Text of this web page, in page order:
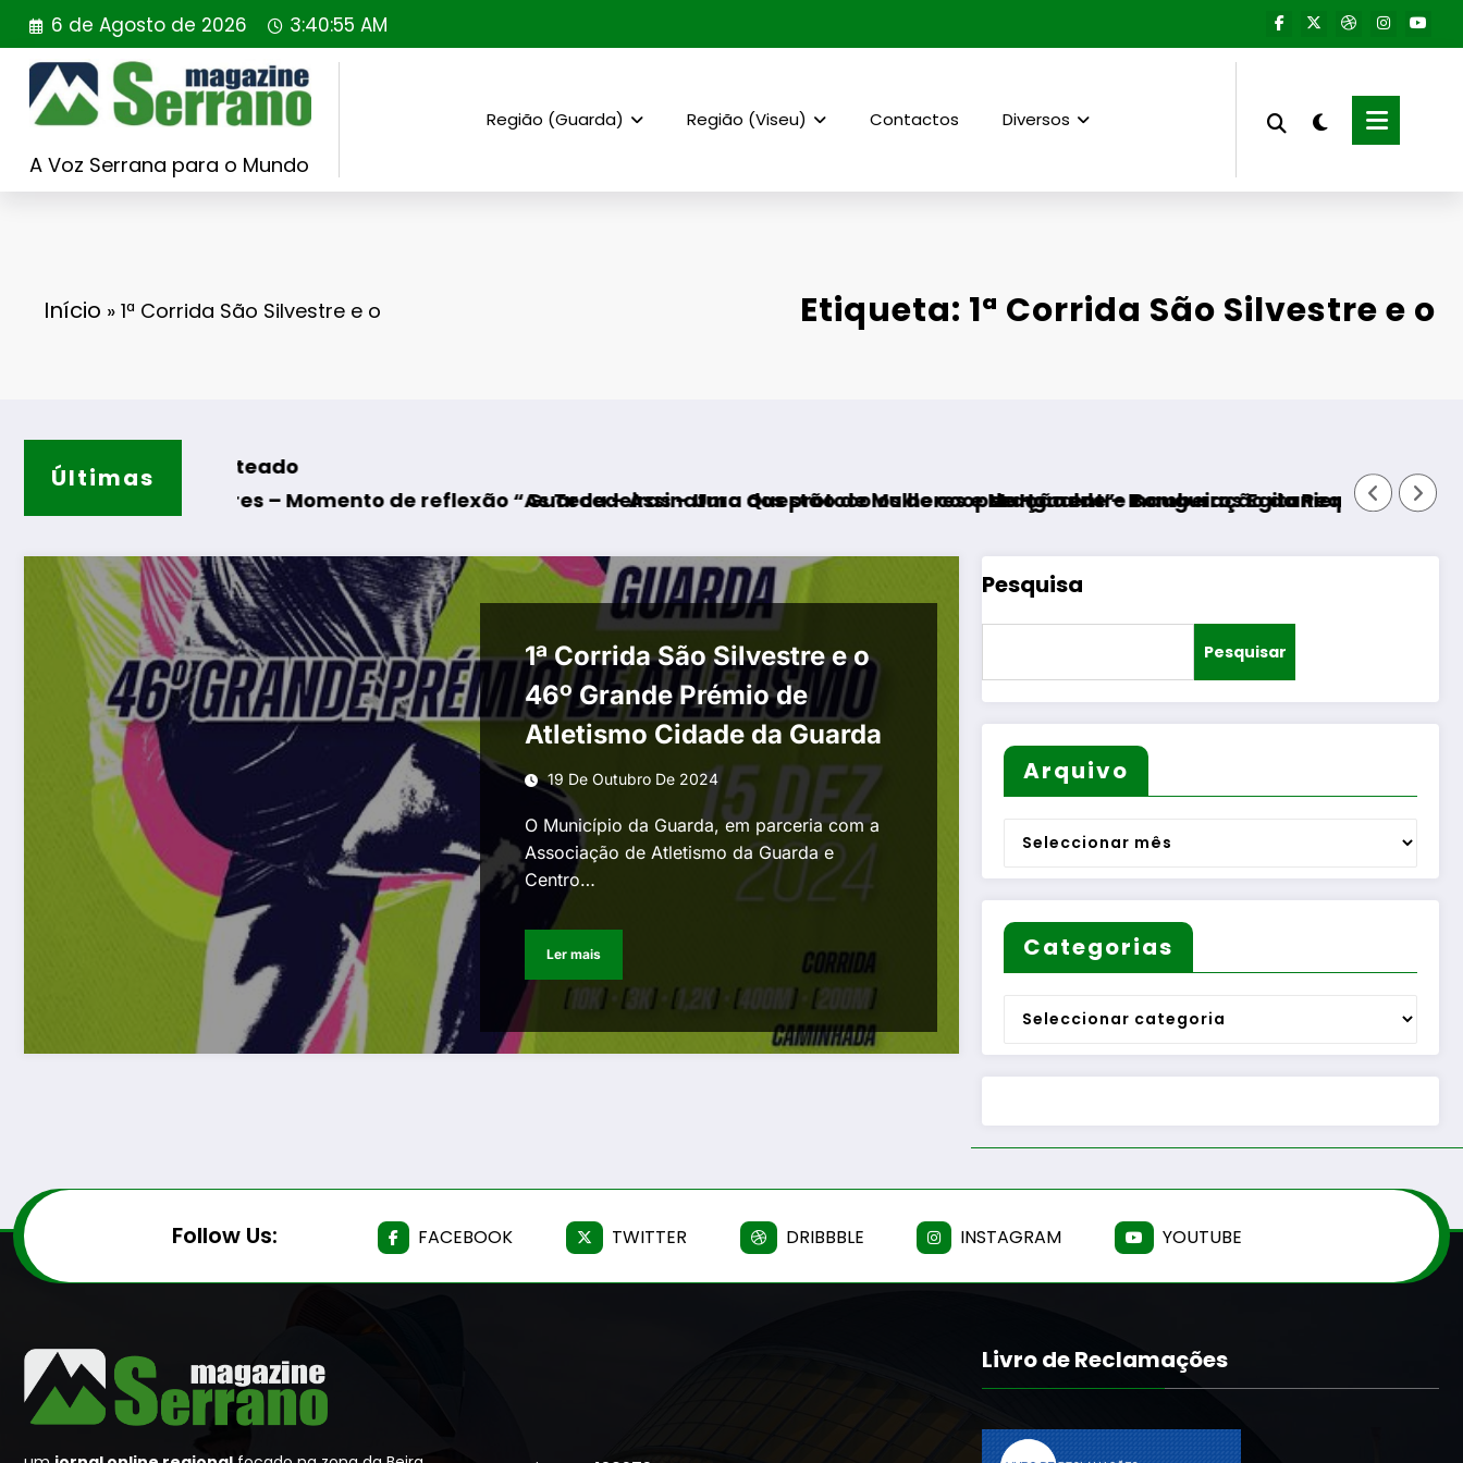
Saltar
para
conteúdo
6 de Agosto de 2026 3:40:56 AM
A Voz Serrana para o Mundo
Região (Guarda) Região (Viseu) Contactos Diversos
Início » 1ª Corrida São Silvestre e o Etiqueta: 1ª Corrida São Silvestre e o
Últimas
sorteado
de Algodres – Momento de reflexão “As Tecedeiras – Uma Questão de Mulheres e de Homens”
Guarda – Assinatura dos protocolos de cooperação entre Bombeiros Egitanienses e diversas
Mangualde – Inauguração da Requalificação do Bairro
Aumento
1ª Corrida São Silvestre e o
46º Grande Prémio de
Atletismo Cidade da Guarda
19 De Outubro De 2024
O Município da Guarda, em parceria com a
Associação de Atletismo da Guarda e
Centro…
Ler mais
Pesquisa
Pesquisar
Arquivo
Arquivo
Categorias
Categorias
Follow Us: FACEBOOK TWITTER DRIBBBLE INSTAGRAM YOUTUBE
Livro de Reclamações